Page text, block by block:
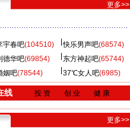
更多>>
宇春吧(104510) 快乐男声吧(68574)
德华吧(69854) 东方神起吧(65744)
姻吧(78544) 37℃女人吧(6985)
线 投 资 创 业 健 康
更多>>